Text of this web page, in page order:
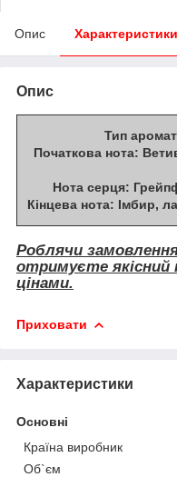
Опис Характеристики
Опис
Тип
Початкова нота:
Нота серця:
Кінцева нота: Імбир,
Роблячи
отримуєте
цінами.
Приховати
Характеристики
Основні
Країна виробник
Об`єм